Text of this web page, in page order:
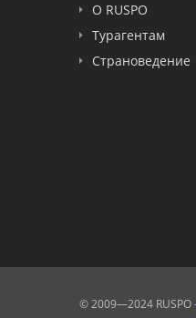
О RUSPO
Турагентам
Страноведение
© 2009—2024 RUSPO